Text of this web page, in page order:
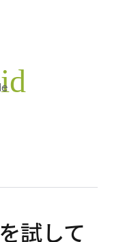
試して